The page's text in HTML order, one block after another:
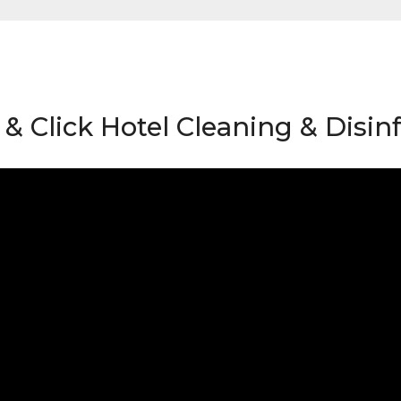
Click Hotel Cleaning &